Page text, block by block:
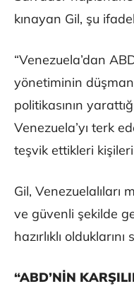
kınayan Gil, şu
“Venezuela’dan
yönetiminin
politikasının
Venezuela’yı terk
teşvik ettikleri kişileri
Gil, Venezuelalıları
ve güvenli şekilde
hazırlıklı olduklarını
“ABD’NİN